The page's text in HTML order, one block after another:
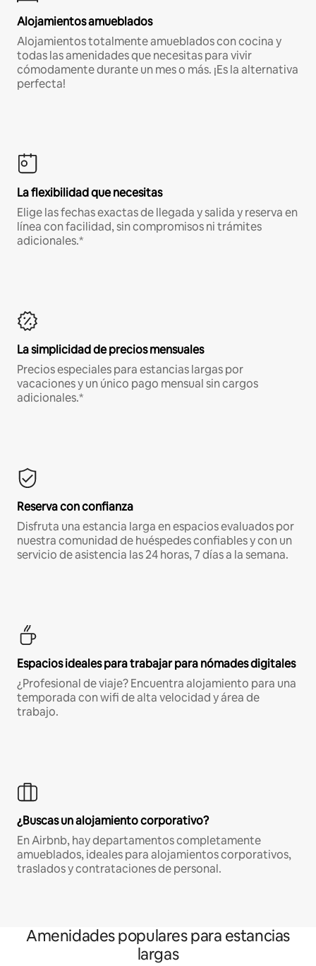
Alojamientos amueblados
Alojamientos totalmente amueblados con cocina y
todas las amenidades que necesitas para vivir
cómodamente durante un mes o más. ¡Es la alternativa
perfecta!
La flexibilidad que necesitas
Elige las fechas exactas de llegada y salida y reserva en
línea con facilidad, sin compromisos ni trámites
adicionales.*
La simplicidad de precios mensuales
Precios especiales para estancias largas por
vacaciones y un único pago mensual sin cargos
adicionales.*
Reserva con confianza
Disfruta una estancia larga en espacios evaluados por
nuestra comunidad de huéspedes confiables y con un
servicio de asistencia las 24 horas, 7 días a la semana.
Espacios ideales para trabajar para nómades digitales
¿Profesional de viaje? Encuentra alojamiento para una
temporada con wifi de alta velocidad y área de
trabajo.
¿Buscas un alojamiento corporativo?
En Airbnb, hay departamentos completamente
amueblados, ideales para alojamientos corporativos,
traslados y contrataciones de personal.
Amenidades populares para estancias
largas